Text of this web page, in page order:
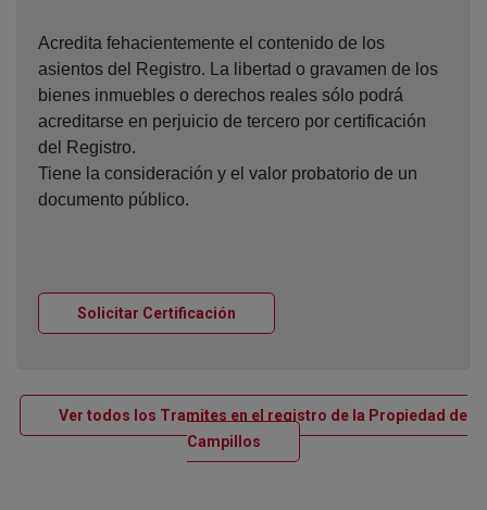
Acredita fehacientemente el contenido de los
asientos del Registro. La libertad o gravamen de los
bienes inmuebles o derechos reales sólo podrá
acreditarse en perjuicio de tercero por certificación
del Registro.
Tiene la consideración y el valor probatorio de un
documento público.
Solicitar Certificación
Ver todos los Tramites en el registro de la Propiedad de
Campillos Ventana nueva